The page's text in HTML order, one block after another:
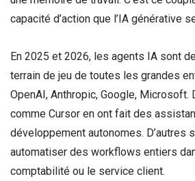
capacité d’action que l’IA générative
En 2025 et 2026, les agents IA sont
terrain de jeu de toutes les grandes
OpenAI, Anthropic, Google, Microsoft.
comme Cursor en ont fait des
développement autonomes. D’autres
automatiser des workflows entiers
comptabilité ou le service client.